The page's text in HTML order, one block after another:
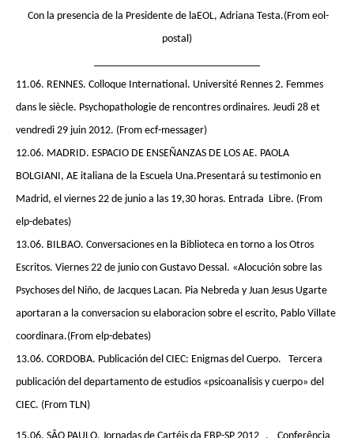
Con la presencia de la Presidente de laEOL, Adriana Testa.(From eol-
postal)
11.06. RENNES. Colloque International. Université Rennes 2. Femmes
dans le siècle. Psychopathologie de rencontres ordinaires. Jeudi 28 et
vendredi 29 juin 2012. (From ecf-messager)
12.06. MADRID. ESPACIO DE ENSEÑANZAS DE LOS AE. PAOLA
BOLGIANI, AE italiana de la Escuela Una.Presentará su testimonio en
Madrid, el viernes 22 de junio a las 19,30 horas. Entrada Libre. (From
elp-debates)
13.06. BILBAO. Conversaciones en la Biblioteca en torno a los Otros
Escritos. Viernes 22 de junio con Gustavo Dessal. «Alocución sobre las
Psychoses del Niño, de Jacques Lacan. Pia Nebreda y Juan Jesus Ugarte
aportaran a la conversacion su elaboracion sobre el escrito, Pablo Villate
coordinara.(From elp-debates)
13.06. CORDOBA. Publicación del CIEC: Enigmas del Cuerpo. Tercera
publicación del departamento de estudios «psicoanalisis y cuerpo» del
CIEC. (From TLN)